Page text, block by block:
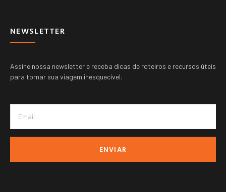
NEWSLETTER
Assine nossa newsletter e receba dicas de roteiros e recursos úteis
para tornar sua viagem inesquecível.
ENVIAR